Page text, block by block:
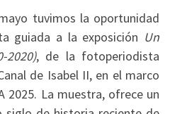
tuvimos la oportunidad
guiada a la exposición Un
2020), de la fotoperiodista
de Isabel II, en el marco
2025. La muestra, ofrece un